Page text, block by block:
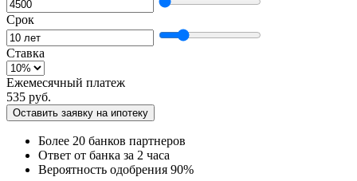
Срок
Ставка
Ежемесячный платеж
535 руб.
Оставить заявку на ипотеку
Более 20 банков партнеров
Ответ от банка за 2 часа
Вероятность одобрения 90%